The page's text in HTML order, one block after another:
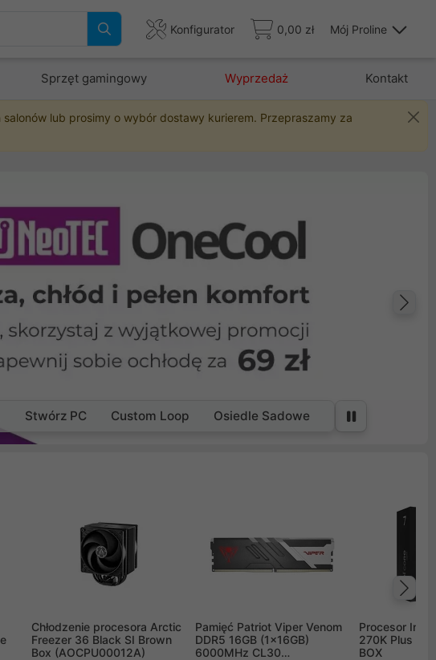
Konfigurator 0,00 zł Mój Proline
Sprzęt gamingowy Wyprzedaż Kontakt
lub prosimy o wybór dostawy kurierem. Przepraszamy za
Stwórz PC Custom Loop Osiedle Sadowe
Chłodzenie procesora Arctic
Freezer 36 Black SI Brown
Box (AOCPU00012A)
Pamięć Patriot Viper Venom
DDR5 16GB (1x16GB)
6000MHz CL30
Procesor Intel
270K Plus
BOX